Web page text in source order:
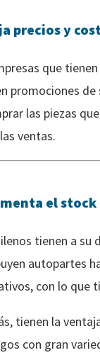
precios y
que
promociones de
las piezas
ventas.
el stock
tienen a su
autopartes
con lo que
tienen la
con gran